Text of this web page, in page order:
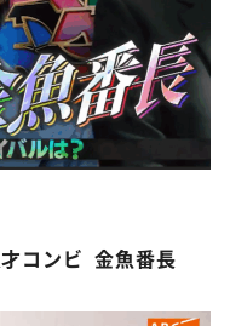
才コンビ 金魚番長